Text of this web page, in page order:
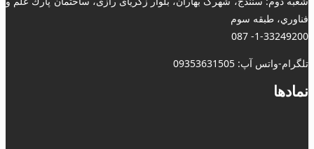
فناوري، طبقه سوم
1-33249200- 087
تلگرام-واتس آپ: 09353631505
نمادها